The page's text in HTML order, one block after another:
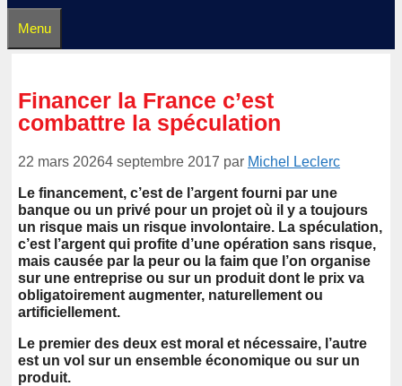
Menu
Financer la France c’est
combattre la spéculation
22 mars 20264 septembre 2017 par Michel Leclerc
Le financement, c’est de l’argent fourni par une
banque ou un privé pour un projet où il y a toujours
un risque mais un risque involontaire. La spéculation,
c’est l’argent qui profite d’une opération sans risque,
mais causée par la peur ou la faim que l’on organise
sur une entreprise ou sur un produit dont le prix va
obligatoirement augmenter, naturellement ou
artificiellement.
Le premier des deux est moral et nécessaire, l’autre
est un vol sur un ensemble économique ou sur un
produit.